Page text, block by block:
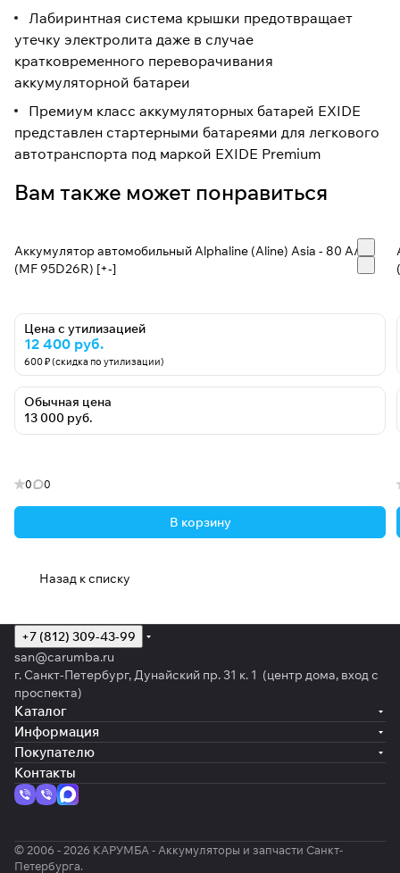
Лабиринтная система крышки предотвращает
утечку электролита даже в случае
кратковременного переворачивания
аккумуляторной батареи
Премиум класс аккумуляторных батарей EXIDE
представлен стартерными батареями для легкового
автотранспорта под маркой EXIDE Premium
Вам также может понравиться
Аккумулятор автомобильный Alphaline (Aline) Asia - 80 А/ч
(MF 95D26R) [+-]
Цена с утилизацией
12 400 руб.
600 ₽ (скидка по утилизации)
Обычная цена
13 000 руб.
0 0
В корзину
Назад к списку
+7 (812) 309-43-99
san@carumba.ru
г. Санкт-Петербург, Дунайский пр. 31 к. 1 (центр дома, вход с
проспекта)
Каталог
Информация
Покупателю
Контакты
© 2006 - 2026 КАРУМБА - Аккумуляторы и запчасти Санкт-
Петербурга.